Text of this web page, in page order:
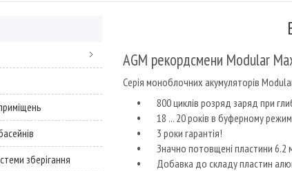
AGM рекордсмени Modular
Серія моноблочних акумуляторів
800 циклів розряд заряд при
18 ... 20 років в буферному
3 роки гарантія!
Значно потовщені пластини 6.2
Добавка до складу пластин
зберігання